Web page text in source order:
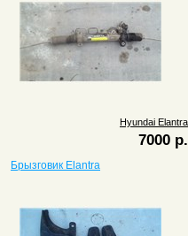
Hyundai Elantra
7000 р.
Брызговик Elantra